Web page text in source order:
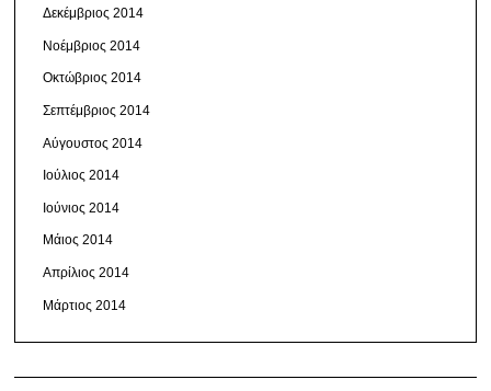
Δεκέμβριος 2014
Νοέμβριος 2014
Οκτώβριος 2014
Σεπτέμβριος 2014
Αύγουστος 2014
Ιούλιος 2014
Ιούνιος 2014
Μάιος 2014
Απρίλιος 2014
Μάρτιος 2014